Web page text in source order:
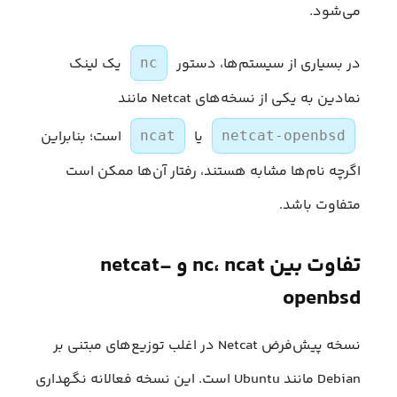
می‌شود.
در بسیاری از سیستم‌ها، دستور nc
یک لینک
نمادین به یکی از نسخه‌های Netcat مانند
netcat-openbsd یا ncat
است؛ بنابراین
اگرچه نام‌ها مشابه هستند، رفتار آن‌ها ممکن است
متفاوت باشد.
تفاوت بین nc، ncat و netcat-
openbsd
نسخه پیش‌فرض Netcat در اغلب توزیع‌های مبتنی بر
Debian مانند Ubuntu است. این نسخه فعالانه نگهداری